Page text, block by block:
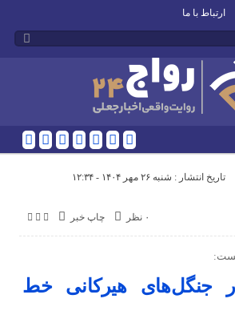
ارتباط با ما
تاریخ انتشار : شنبه ۲۶ مهر ۱۴۰۴ - ۱۲:۳۴
چاپ خبر ۰ نظر
جنگل‌های هیرکانی خط